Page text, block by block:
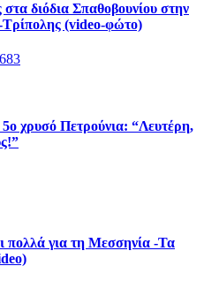
διόδια Σπαθοβουνίου στην
(video-φώτο)
χρυσό Πετρούνια: “Λευτέρη,
πολλά για τη Μεσσηνία -Τα